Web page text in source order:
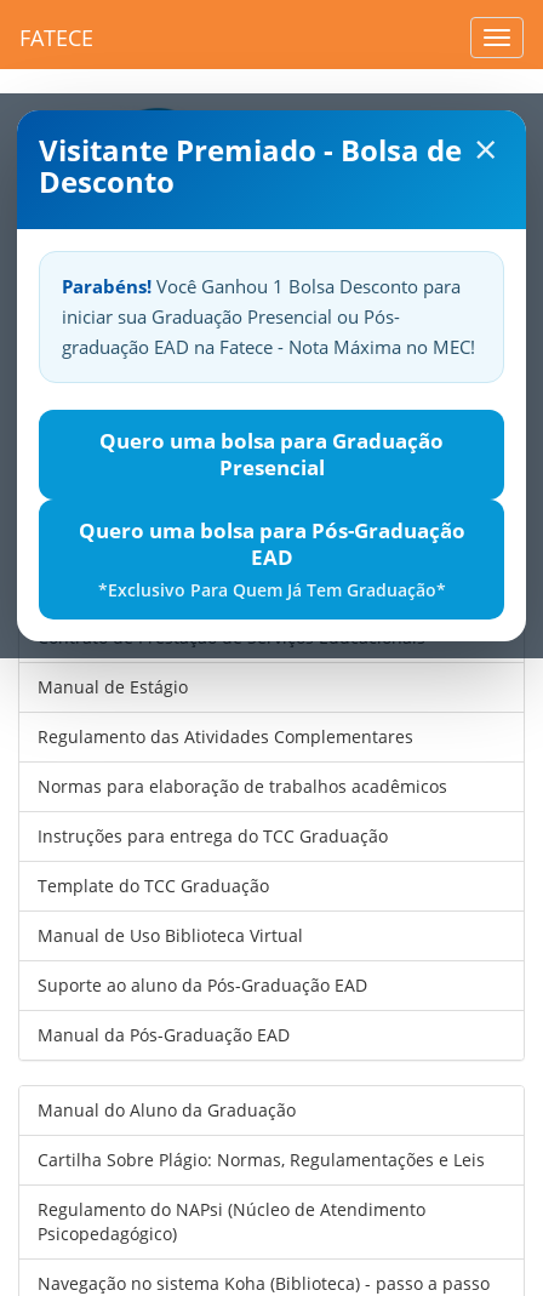
FATECE
×
Visitante Premiado - Bolsa de
Desconto
Parabéns! Você Ganhou 1 Bolsa Desconto para
iniciar sua Graduação Presencial ou Pós-
graduação EAD na Fatece - Nota Máxima no MEC!
Quero uma bolsa para Graduação
Presencial
Quero uma bolsa para Pós-Graduação
EAD
*Exclusivo Para Quem Já Tem Graduação*
SuaFatece.Seuorgulho.
SGA - Sistema Gerenciamento de Aluno
Contrato de Prestação de Serviços Educacionais
Manual de Estágio
Regulamento das Atividades Complementares
Normas para elaboração de trabalhos acadêmicos
Instruções para entrega do TCC Graduação
Template do TCC Graduação
Manual de Uso Biblioteca Virtual
Suporte ao aluno da Pós-Graduação EAD
Manual da Pós-Graduação EAD
Manual do Aluno da Graduação
Cartilha Sobre Plágio: Normas, Regulamentações e Leis
Regulamento do NAPsi (Núcleo de Atendimento
Psicopedagógico)
Navegação no sistema Koha (Biblioteca) - passo a passo